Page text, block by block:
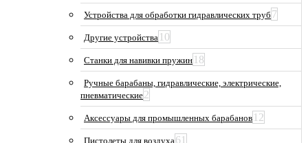
Устройства для обработки гидравлических труб 7
Другие устройства 10
Станки для навивки пружин 18
Ручные барабаны, гидравлические, электрические,
пневматические2
Аксессуары для промышленных барабанов 12
Пистолеты для воздуха61